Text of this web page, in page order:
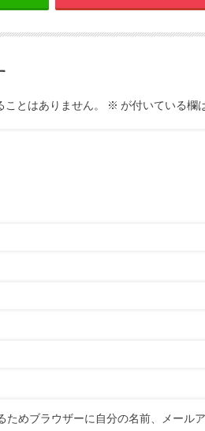
とはありません。 ※ が付いている欄
ためブラウザーに自分の名前、メール